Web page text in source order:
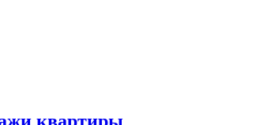
квартиры